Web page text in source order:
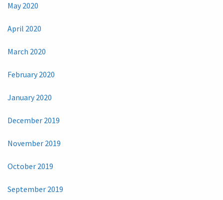
May 2020
April 2020
March 2020
February 2020
January 2020
December 2019
November 2019
October 2019
September 2019